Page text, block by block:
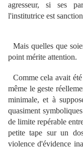
agresseur, si ses
l'institutrice est
Mais quelles que
point mérite attention.
Comme cela avait
même le geste
minimale, et à
quasiment
de limite repérable
petite tape sur un
violence d'évidence